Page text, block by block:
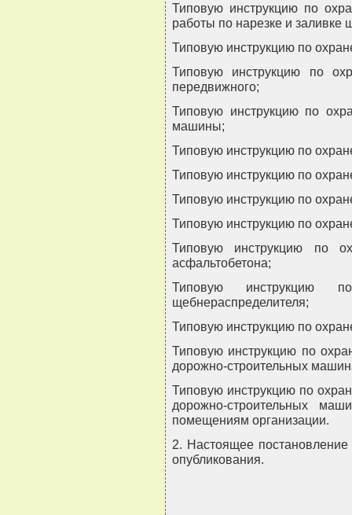
Типовую инструкцию по
работы по нарезке и заливке
Типовую инструкцию по
Типовую инструкцию по
передвижного;
Типовую инструкцию по
машины;
Типовую инструкцию по
Типовую инструкцию по
Типовую инструкцию по
Типовую инструкцию по
Типовую инструкцию по
асфальтобетона;
Типовую инструкцию
щебнераспределителя;
Типовую инструкцию по
Типовую инструкцию по
дорожно-строительных
Типовую инструкцию по
дорожно-строительных
помещениям организации.
2. Настоящее
опубликования.